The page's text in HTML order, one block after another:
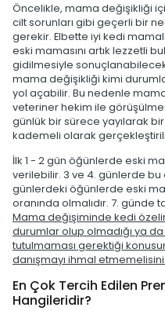
Öncelikle, mama değişikliği
cilt sorunları gibi geçerli bir
gerekir. Elbette iyi kedi
eski mamasını artık lezzetli
gidilmesiyle
mama değişikliği kimi
yol açabilir. Bu nedenle
veteriner hekim ile
günlük bir sürece yayılarak
kademeli olarak
İlk 1 - 2 gün öğünlerde eski
verilebilir. 3 ve 4. günlerde bu
günlerdeki öğünlerde eski
oranında olmalıdır. 7.
Mama değişiminde kedi
durumlar olup olmadığı ya
tutulmaması gerektiği
danışmayı ihmal
En Çok Tercih Edilen
Hangileridir?